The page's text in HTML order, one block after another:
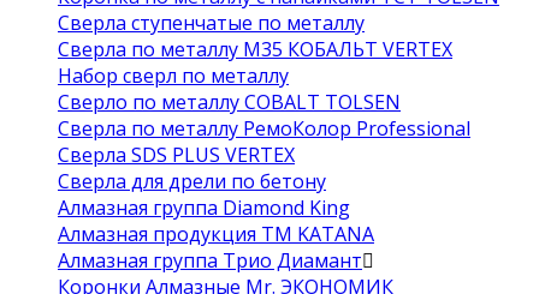
Сверла ступенчатые по металлу
Сверла по металлу М35 КОБАЛЬТ VERTEX
Набор сверл по металлу
Сверло по металлу COBALT TOLSEN
Сверла по металлу РемоКолор Professional
Сверла SDS PLUS VERTEX
Сверла для дрели по бетону
Алмазная группа Diamond King
Алмазная продукция ТМ KATANA
Алмазная группа Трио Диамант
Коронки Алмазные Mr. ЭКОНОМИК